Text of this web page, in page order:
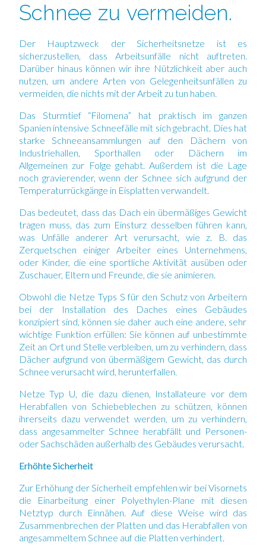
Schnee zu vermeiden.
Der Hauptzweck der Sicherheitsnetze ist es
sicherzustellen, dass Arbeitsunfälle nicht auftreten.
Darüber hinaus können wir ihre Nützlichkeit aber auch
nutzen, um andere Arten von Gelegenheitsunfällen zu
vermeiden, die nichts mit der Arbeit zu tun haben.
Das Sturmtief “Filomena” hat praktisch im ganzen
Spanien intensive Schneefälle mit sich gebracht. Dies hat
starke Schneeansammlungen auf den Dächern von
Industriehallen, Sporthallen oder Dächern im
Allgemeinen zur Folge gehabt. Außerdem ist die Lage
noch gravierender, wenn der Schnee sich aufgrund der
Temperaturrückgänge in Eisplatten verwandelt.
Das bedeutet, dass das Dach ein übermäßiges Gewicht
tragen muss, das zum Einsturz desselben führen kann,
was Unfälle anderer Art verursacht, wie z. B. das
Zerquetschen einiger Arbeiter eines Unternehmens,
oder Kinder, die eine sportliche Aktivität ausüben oder
Zuschauer, Eltern und Freunde, die sie animieren.
Obwohl die Netze Typs S für den Schutz von Arbeitern
bei der Installation des Daches eines Gebäudes
konzipiert sind, können sie daher auch eine andere, sehr
wichtige Funktion erfüllen: Sie können auf unbestimmte
Zeit an Ort und Stelle verbleiben, um zu verhindern, dass
Dächer aufgrund von übermäßigem Gewicht, das durch
Schnee verursacht wird, herunterfallen.
Netze Typ U, die dazu dienen, Installateure vor dem
Herabfallen von Schiebeblechen zu schützen, können
ihrerseits dazu verwendet werden, um zu verhindern,
dass angesammelter Schnee herabfällt und Personen-
oder Sachschäden außerhalb des Gebäudes verursacht.
Erhöhte Sicherheit
Zur Erhöhung der Sicherheit empfehlen wir bei Visornets
die Einarbeitung einer Polyethylen-Plane mit diesen
Netztyp durch Einnähen. Auf diese Weise wird das
Zusammenbrechen der Platten und das Herabfallen von
angesammeltem Schnee auf die Platten verhindert.